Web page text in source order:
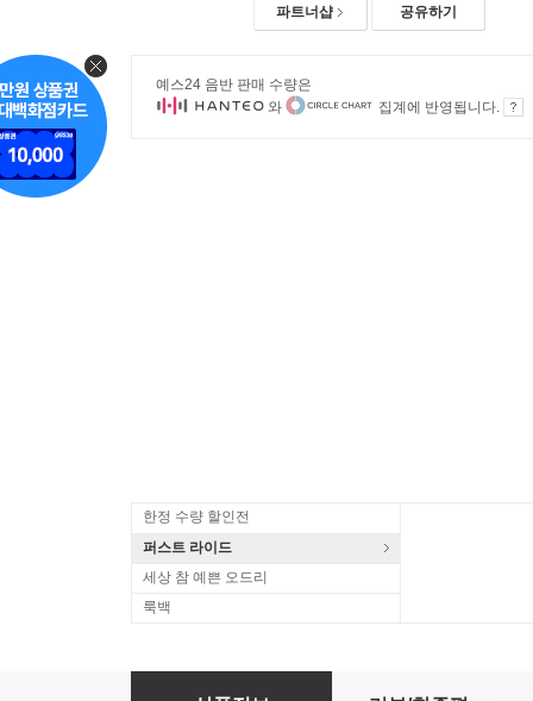
파트너샵 공유하기
예스24 음반 판매 수량은
와
집계에 반영됩니다.
한정 수량 할인전
퍼스트 라이드
세상 참 예쁜 오드리
룩백
Maurizio Pollini 스트라빈스키: 페트로슈카 /